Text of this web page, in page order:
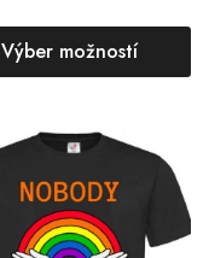
Výber možností